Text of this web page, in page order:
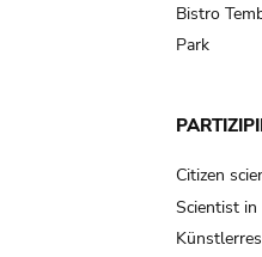
Bistro
Park
Citizen
Scientist in